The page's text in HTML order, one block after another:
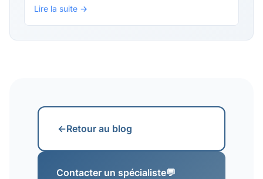
Lire la suite →
←Retour au blog
Contacter un spécialiste💬